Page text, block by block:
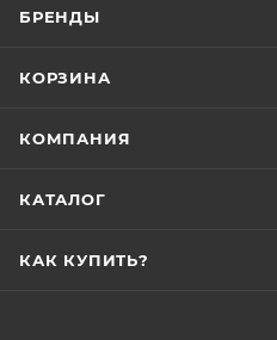
БРЕНДЫ
КОРЗИНА
КОМПАНИЯ
КАТАЛОГ
КАК КУПИТЬ?